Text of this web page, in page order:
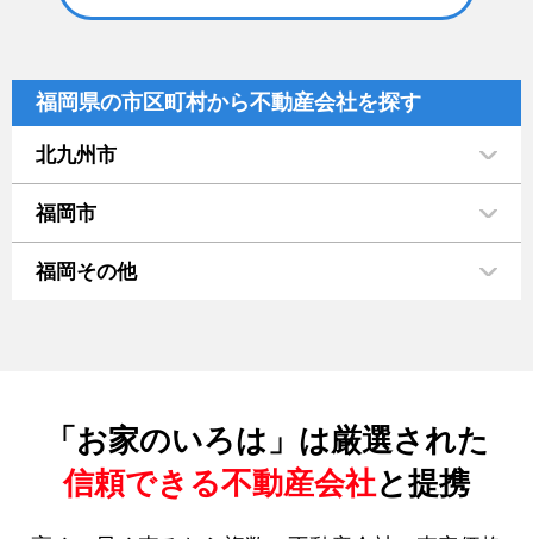
福岡県の市区町村から不動産会社を探す
北九州市
福岡市
福岡その他
「お家のいろは」は厳選された
信頼できる不動産会社と提携